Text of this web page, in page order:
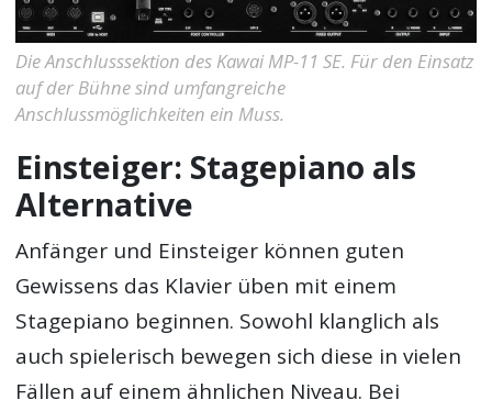
Die Anschlusssektion des Kawai MP-11 SE. Für den Einsatz
auf der Bühne sind umfangreiche
Anschlussmöglichkeiten ein Muss.
Einsteiger: Stagepiano als
Alternative
Anfänger und Einsteiger können guten
Gewissens das Klavier üben mit einem
Stagepiano beginnen. Sowohl klanglich als
auch spielerisch bewegen sich diese in vielen
Fällen auf einem ähnlichen Niveau. Bei